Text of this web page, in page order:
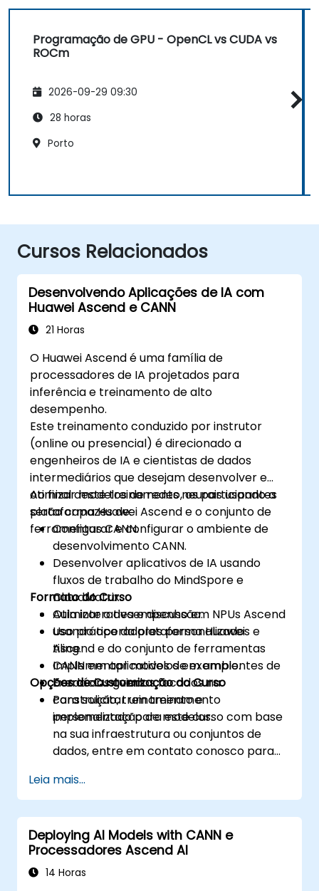
Programação de GPU - OpenCL vs CUDA vs
ROCm
2026-09-29 09:30
28 horas
Porto
Cursos Relacionados
Desenvolvendo Aplicações de IA com
Huawei Ascend e CANN
21 Horas
O Huawei Ascend é uma família de
processadores de IA projetados para
inferência e treinamento de alto
desempenho.
Este treinamento conduzido por instrutor
(online ou presencial) é direcionado a
engenheiros de IA e cientistas de dados
intermediários que desejam desenvolver e
otimizar modelos de redes neurais usando a
plataforma Huawei Ascend e o conjunto de
ferramentas CANN.
Ao final deste treinamento, os participantes
serão capazes de:
Configurar e configurar o ambiente de
desenvolvimento CANN.
Desenvolver aplicativos de IA usando
fluxos de trabalho do MindSpore e
CloudMatrix.
Otimizar o desempenho em NPUs Ascend
usando operadores personalizados e
tiling.
Implementar modelos em ambientes de
borda ou nuvem.
Formato do Curso
Aula interativa e discussão.
Uso prático da plataforma Huawei
Ascend e do conjunto de ferramentas
CANN em aplicativos de exemplo.
Exercícios guiados focados na
construção, treinamento e
implementação de modelos.
Opções de Customização do Curso
Para solicitar um treinamento
personalizado para este curso com base
na sua infraestrutura ou conjuntos de
dados, entre em contato conosco para
Leia mais...
Deploying AI Models with CANN e
Processadores Ascend AI
14 Horas